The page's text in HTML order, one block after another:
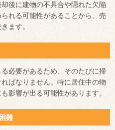
後に建物の不具合や隠れた欠陥
れる可能性があることから、売
ます。
必要があるため、そのたびに掃
ばなりません。特に居住中の物
影響が出る可能性があります。
難